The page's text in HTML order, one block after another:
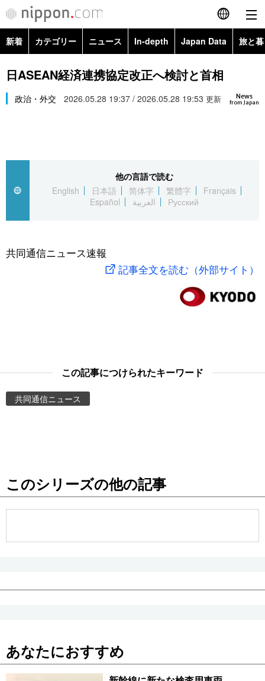
English
简体字
繁體字
العربية
社会
旅と暮らし
東京
新着 カテゴリー ニュース In-depth Japan Data 旅と
政治・外交
経済・ビジネス
社会
文化
科学・技術
暮らし
Topics
Images
お知らせ
日ASEAN経済連携協定改正へ検討と首相
News
from Japan
政治・外交 2026.05.28 19:37 / 2026.05.28 19:53 更新
他の言語で読む
English
日本語 简体字 繁體字
Français
Español
العربية Русский
共同通信ニュース速報
記事全文を読む（外部サイト）
この記事につけられたキーワード
共同通信ニュース
このシリーズの他の記事
あなたにおすすめ